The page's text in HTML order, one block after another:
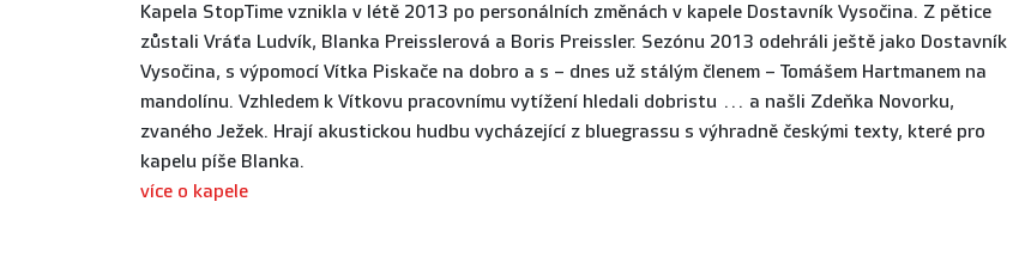
Kapela StopTime vznikla v létě 2013 po personálních změnách v kapele Dostavník Vysočina. Z pětice
zůstali Vráťa Ludvík, Blanka Preisslerová a Boris Preissler. Sezónu 2013 odehráli ještě jako Dostavník
Vysočina, s výpomocí Vítka Piskače na dobro a s – dnes už stálým členem – Tomášem Hartmanem na
mandolínu. Vzhledem k Vítkovu pracovnímu vytížení hledali dobristu … a našli Zdeňka Novorku,
zvaného Ježek. Hrají akustickou hudbu vycházející z bluegrassu s výhradně českými texty, které pro
kapelu píše Blanka.
více o kapele